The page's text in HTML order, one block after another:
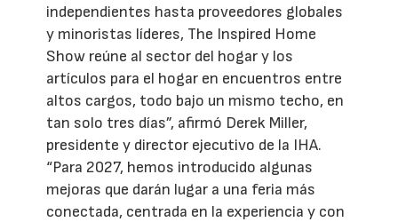
independientes hasta proveedores globales
y minoristas líderes, The Inspired Home
Show reúne al sector del hogar y los
artículos para el hogar en encuentros entre
altos cargos, todo bajo un mismo techo, en
tan solo tres días”, afirmó Derek Miller,
presidente y director ejecutivo de la IHA.
“Para 2027, hemos introducido algunas
mejoras que darán lugar a una feria más
conectada, centrada en la experiencia y con